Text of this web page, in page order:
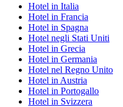
Hotel in Italia
Hotel in Francia
Hotel in Spagna
Hotel negli Stati Uniti
Hotel in Grecia
Hotel in Germania
Hotel nel Regno Unito
Hotel in Austria
Hotel in Portogallo
Hotel in Svizzera